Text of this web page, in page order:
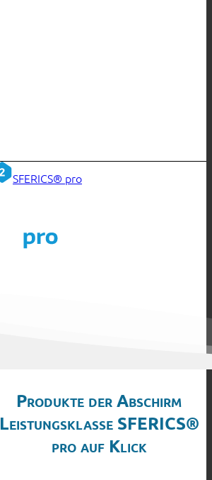
SFERICS® pro
Produkte der Abschirm
Leistungsklasse SFERICS®
pro auf Klick